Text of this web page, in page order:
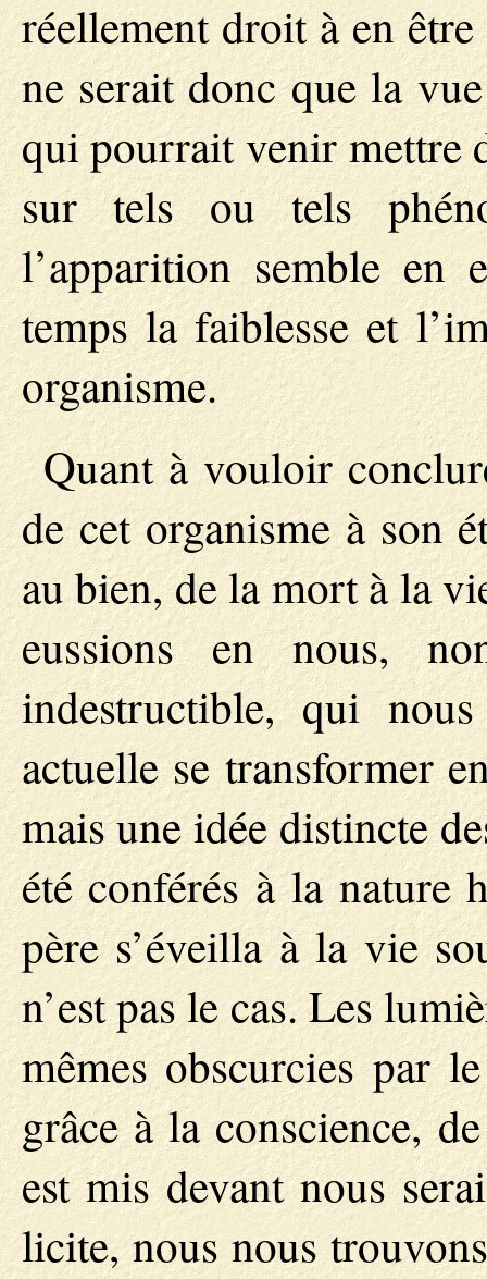
réellement droit à en
ne serait donc que la
qui pourrait venir mettre
sur tels ou tels
l’apparition semble en
temps la faiblesse et
organisme.
Quant à vouloir
de cet organisme à son
au bien, de la mort à la
eussions en nous,
indestructible, qui
actuelle se transformer
mais une idée distincte
été conférés à la nature
père s’éveilla à la vie
n’est pas le cas. Les
mêmes obscurcies par
grâce à la conscience,
est mis devant nous
licite, nous nous